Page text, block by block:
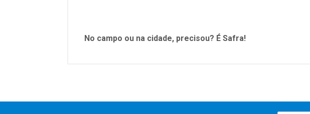
No campo ou na cidade, precisou? É Safra!